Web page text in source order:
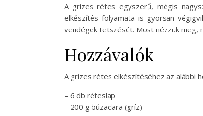
A grízes rétes egyszerű, mégis
elkészítés folyamata is gyorsan
vendégek tetszését. Most nézzük meg,
Hozzávalók
A grízes rétes elkészítéséhez az alábbi
– 6 db réteslap
– 200 g búzadara (gríz)